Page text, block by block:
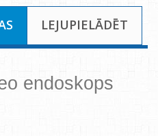
LEJUPIELĀDĒT
endoskops